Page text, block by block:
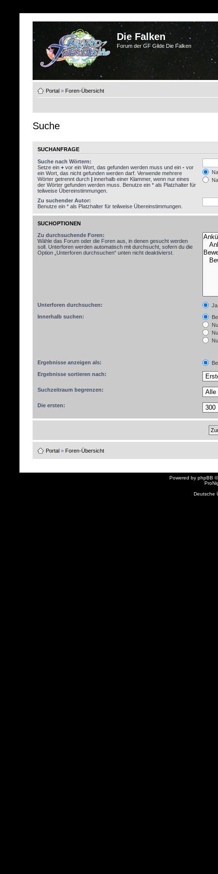
Die Falken
Forum der GF Gilde Die Falken
Portal » Foren-Übersicht
Suche
SUCHANFRAGE
Suche nach Wörtern:
Setze ein + vor ein Wort, das gefunden werden muss und ein - vor
ein Wort, das nicht gefunden werden darf. Verwende mehrere
Wörter getrennt durch | innerhalb einer Klammer, wenn nur eines
der Wörter gefunden werden muss. Benutze ein * als Platzhalter für
teilweise Übereinstimmungen.
Zu suchender Autor:
Benutze ein * als Platzhalter für teilweise Übereinstimmungen.
SUCHOPTIONEN
Zu durchsuchende Foren:
Wähle das Forum oder die Foren aus, in denen gesucht werden
soll. Unterforen werden automatisch mit durchsucht, sofern du die
Option „Unterforen durchsuchen“ unten nicht deaktivierst.
Unterforen durchsuchen:
Ja
Innerhalb suchen:
Ergebnisse anzeigen als:
Ergebnisse sortieren nach:
Suchzeitraum begrenzen:
Die ersten:
Portal » Foren-Übersicht
Powered by phpBB
Deutsche